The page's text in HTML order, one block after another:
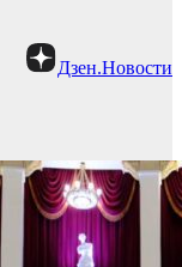
Дзен.Новости